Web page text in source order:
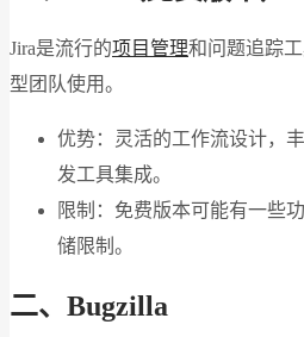
Jira是流行的项目管理和问题追踪
型团队使用。
优势：灵活的工作流设计，
发工具集成。
限制：免费版本可能有一些
储限制。
二、Bugzilla